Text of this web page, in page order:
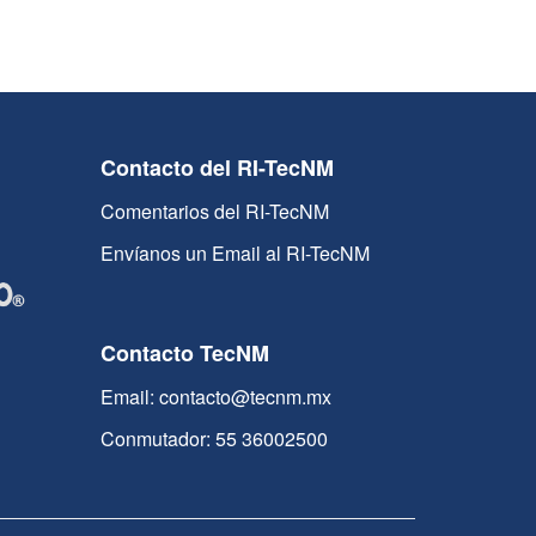
Contacto del RI-TecNM
Comentarios del RI-TecNM
Envíanos un Email al RI-TecNM
Contacto TecNM
Email: contacto@tecnm.mx
Conmutador: 55 36002500